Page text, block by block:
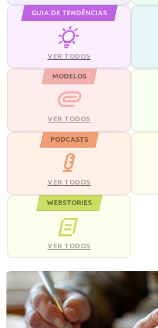
GUIA DE TENDÊNCIAS
VER TODOS
MODELOS
VER TODOS
PODCASTS
VER TODOS
WEBSTORIES
VER TODOS